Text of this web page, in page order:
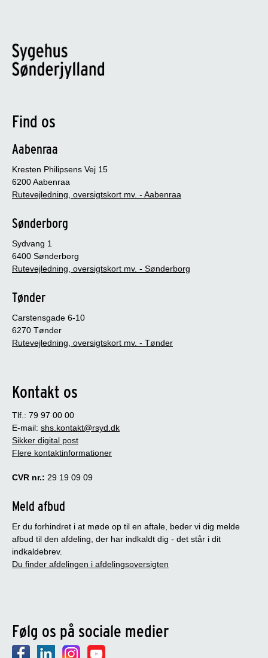
Find os
Aabenraa
Kresten Philipsens Vej 15
6200 Aabenraa
Rutevejledning, oversigtskort mv. - Aabenraa
Sønderborg
Sydvang 1
6400 Sønderborg
Rutevejledning, oversigtskort mv. - Sønderborg
Tønder
Carstensgade 6-10
6270 Tønder
Rutevejledning, oversigtskort mv. - Tønder
Kontakt os
Tlf.: 79 97 00 00
E-mail: shs.kontakt@rsyd.dk
Sikker digital post
Flere kontaktinformationer
CVR nr.: 29 19 09 09
Meld afbud
Er du forhindret i at møde op til en aftale, beder vi dig melde
afbud til den afdeling, der har indkaldt dig - det står i dit
indkaldebrev.
Du finder afdelingen i afdelingsoversigten
Følg os på sociale medier